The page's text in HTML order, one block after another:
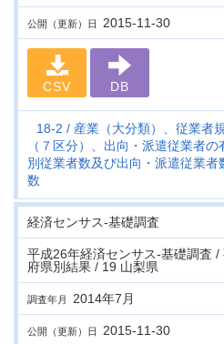
公開（更新）日 2015-11-30
CSV DB
18-2
産業（大分類）、従業者
（７区分）、出向・派遣従業者
別従業者数及び出向・派遣従業者
数
経済センサス‐基礎調査
平成26年経済センサス‐基礎調査
府県別結果 / 19 山梨県
調査年月 2014年7月
公開（更新）日 2015-11-30